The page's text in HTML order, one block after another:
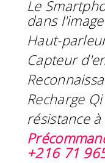
Le
dans l'image
Haut-
Capteur
Recharge
résistance
+216 71